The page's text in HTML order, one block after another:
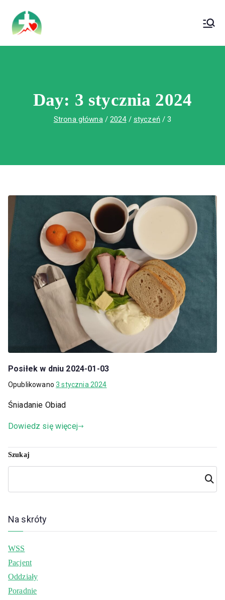
treści
Wojewódzki Szpital Specjalistyczny im.
Św. Rafała w Czerwonej Górze
Day: 3 stycznia 2024
Strona główna 2024 styczeń 3
Posiłek w dniu 2024-01-03
Opublikowano3 stycznia 2024
Śniadanie Obiad
Dowiedz się więcej
Szukaj
Szuka
j
Na skróty
WSS
Pacjent
Oddziały
Poradnie